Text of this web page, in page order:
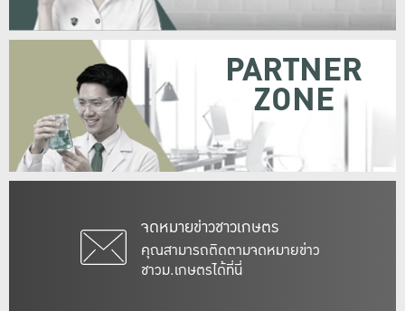
จดหมายข่าวชาวเกษตร
คุณสามารถติดตามจดหมายข่าว
ชาวม.เกษตรได้ที่นี่
PARTNER
ZONE